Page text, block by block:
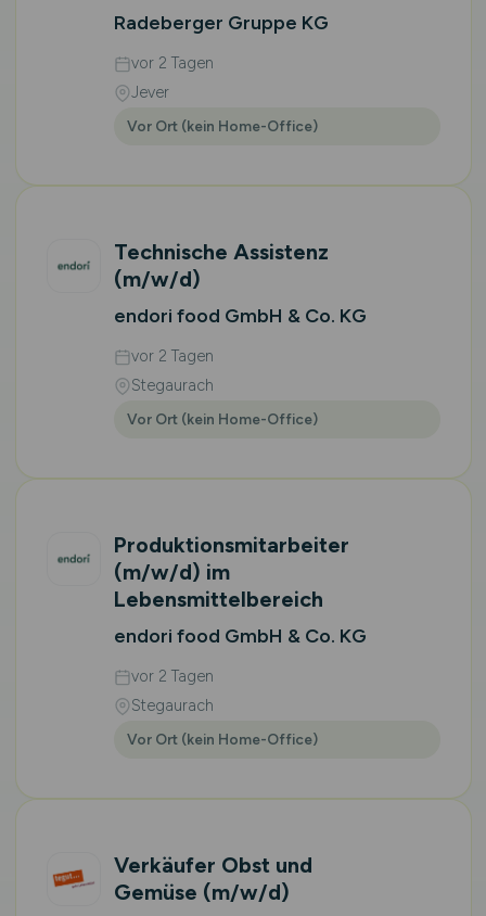
Radeberger Gruppe KG
vor 2 Tagen
Jever
Vor Ort (kein Home-Office)
Technische Assistenz
(m/w/d)
endori food GmbH & Co. KG
vor 2 Tagen
Stegaurach
Vor Ort (kein Home-Office)
Produktionsmitarbeiter
(m/w/d) im
Lebensmittelbereich
endori food GmbH & Co. KG
vor 2 Tagen
Stegaurach
Vor Ort (kein Home-Office)
Verkäufer Obst und
Gemüse (m/w/d)